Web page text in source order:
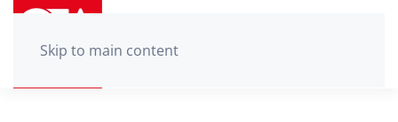
Skip to main content